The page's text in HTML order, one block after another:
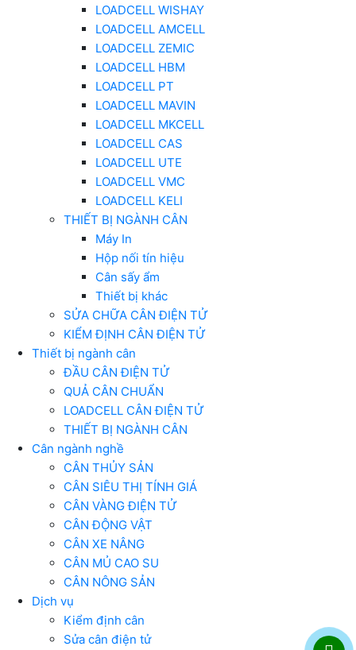
LOADCELL WISHAY
LOADCELL AMCELL
LOADCELL ZEMIC
LOADCELL HBM
LOADCELL PT
LOADCELL MAVIN
LOADCELL MKCELL
LOADCELL CAS
LOADCELL UTE
LOADCELL VMC
LOADCELL KELI
THIẾT BỊ NGÀNH CÂN
Máy In
Hộp nối tín hiệu
Cân sấy ẩm
Thiết bị khác
SỬA CHỮA CÂN ĐIỆN TỬ
KIỂM ĐỊNH CÂN ĐIỆN TỬ
Thiết bị ngành cân
ĐẦU CÂN ĐIỆN TỬ
QUẢ CÂN CHUẨN
LOADCELL CÂN ĐIỆN TỬ
THIẾT BỊ NGÀNH CÂN
Cân ngành nghề
CÂN THỦY SẢN
CÂN SIÊU THỊ TÍNH GIÁ
CÂN VÀNG ĐIỆN TỬ
CÂN ĐỘNG VẬT
CÂN XE NÂNG
CÂN MỦ CAO SU
CÂN NÔNG SẢN
Dịch vụ
Kiểm định cân
Sửa cân điện tử